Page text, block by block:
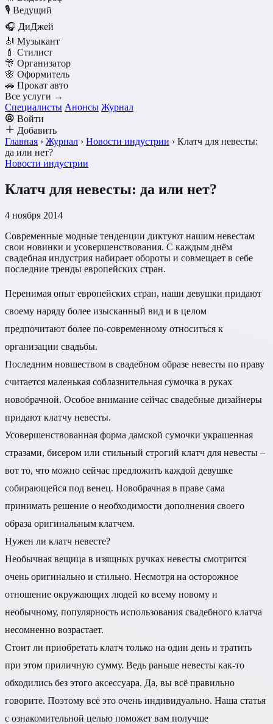
🎙️ Ведущий
🎧 ДиДжей
🎻 Музыкант
💄 Стилист
🎊 Организатор
🌸 Оформитель
🚗 Прокат авто
Все услуги →
Специалисты Анонсы Журнал
Войти
Добавить
Главная › Журнал › Новости индустрии › Клатч для невесты:
да или нет?
Новости индустрии
Клатч для невесты: да или нет?
4 ноября 2014
Современные модные тенденции диктуют нашим невестам
свои новинки и усовершенствования. С каждым днём
свадебная индустрия набирает обороты и совмещает в себе
последние тренды европейских стран.
Перенимая опыт европейских стран, наши девушки придают
своему наряду более изысканный вид и в целом
предпочитают более по-современному относиться к
организации свадьбы.
Последним новшеством в свадебном образе невесты по праву
считается маленькая соблазнительная сумочка в руках
новобрачной. Особое внимание сейчас свадебные дизайнеры
придают клатчу невесты.
Усовершенствованная форма дамской сумочки украшенная
стразами, бисером или стильный строгий клатч для невесты –
вот то, что можно сейчас предложить каждой девушке
собирающейся под венец. Новобрачная в праве сама
принимать решение о необходимости дополнения своего
образа оригинальным клатчем.
Нужен ли клатч невесте?
Необычная вещица в изящных ручках невесты смотрится
очень оригинально и стильно. Несмотря на осторожное
отношение окружающих людей ко всему новому и
необычному, популярность использования свадебного клатча
несомненно возрастает.
Стоит ли приобретать клатч только на один день и тратить
при этом приличную сумму. Ведь раньше невесты как-то
обходились без этого аксессуара. Да, вы всё правильно
говорите. Поэтому всё это очень индивидуально. Наша статья
с ознакомительной целью поможет вам получше